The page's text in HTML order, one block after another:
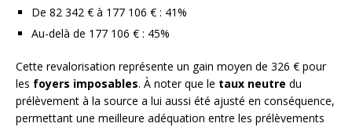
De 82 342 € à 177 106 € : 41%
Au-delà de 177 106 € : 45%
Cette revalorisation représente un gain moyen de 326 € pour
les foyers imposables. À noter que le taux neutre du
prélèvement à la source a lui aussi été ajusté en conséquence,
permettant une meilleure adéquation entre les prélèvements